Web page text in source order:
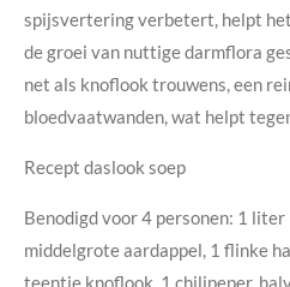
spijsvertering verbetert, helpt
de groei van nuttige darmflora
net als knoflook trouwens, een
bloedvaatwanden, wat helpt
Recept daslook soep
Benodigd voor 4 personen: 1
middelgrote aardappel, 1 flinke